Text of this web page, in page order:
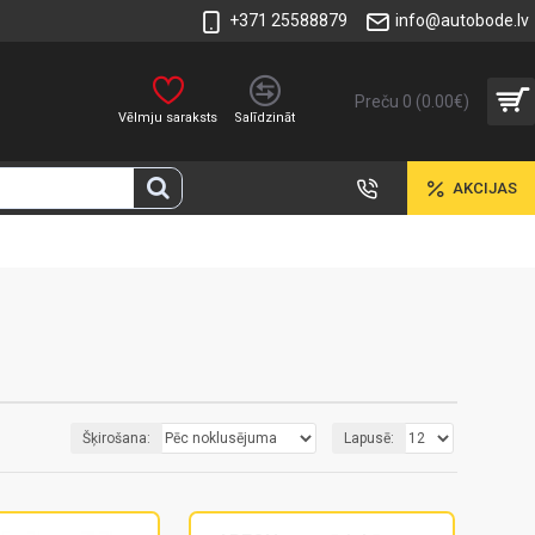
+371 25588879 info@autobode.lv
Vēlmju saraksts Salīdzināt
Preču 0 (0.00€)
AKCIJAS
Šķirošana: Lapusē: